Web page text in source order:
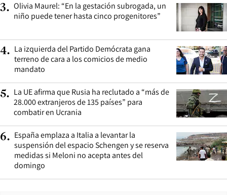
3. Olivia Maurel: “En la gestación subrogada, un
niño puede tener hasta cinco progenitores”
4. La izquierda del Partido Demócrata gana
terreno de cara a los comicios de medio
mandato
5. La UE afirma que Rusia ha reclutado a “más de
28.000 extranjeros de 135 países” para
combatir en Ucrania
6. España emplaza a Italia a levantar la
suspensión del espacio Schengen y se reserva
medidas si Meloni no acepta antes del
domingo